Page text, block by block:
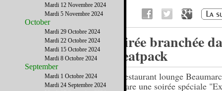
Soirée branchée
Meatpack
Le restaurant lounge
prépare une soirée spéciale
Mardi 12 Novembre 2024
Mardi 5 Novembre 2024
October
Mardi 29 Octobre 2024
Mardi 22 Octobre 2024
Mardi 15 Octobre 2024
Mardi 8 Octobre 2024
September
Mardi 1 Octobre 2024
Mardi 24 Septembre 2024